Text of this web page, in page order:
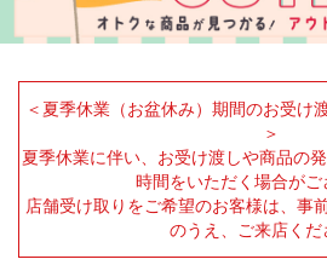
＜夏季休業（お盆休み）期間のお受け
＞
夏季休業に伴い、お受け渡しや商品の
時間をいただく場合がご
店舗受け取りをご希望のお客様は、事
のうえ、ご来店くだ